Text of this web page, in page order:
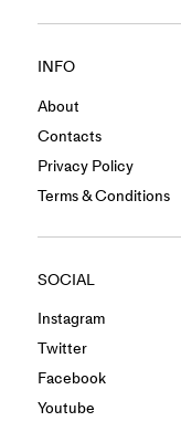
INFO
About
Contacts
Privacy Policy
Terms & Conditions
SOCIAL
Instagram
Twitter
Facebook
Youtube